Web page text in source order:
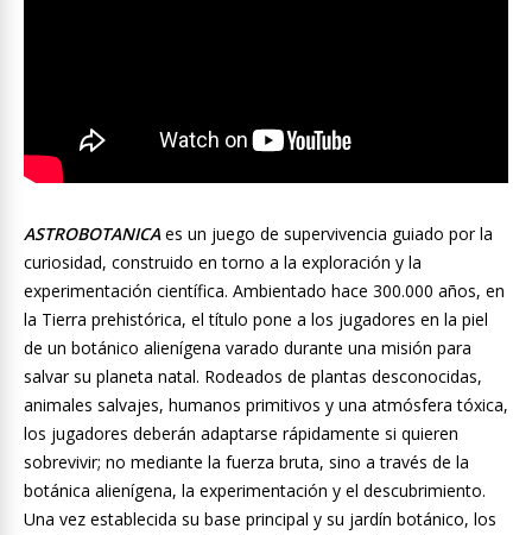
ASTROBOTANICAes un juego de supervivencia guiado por la
curiosidad, construido en torno a la exploración y la
experimentación científica. Ambientado hace 300.000 años, en
la Tierra prehistórica, el título pone a los jugadores en la piel
de un botánico alienígena varado durante una misión para
salvar su planeta natal. Rodeados de plantas desconocidas,
animales salvajes, humanos primitivos y una atmósfera tóxica,
los jugadores deberán adaptarse rápidamente si quieren
sobrevivir; no mediante la fuerza bruta, sino a través de la
botánica alienígena, la experimentación y el descubrimiento.
Una vez establecida su base principal y su jardín botánico, los